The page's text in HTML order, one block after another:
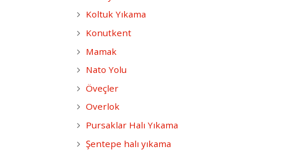
Koltuk Yıkama
Konutkent
Mamak
Nato Yolu
Öveçler
Overlok
Pursaklar Halı Yıkama
Şentepe halı yıkama